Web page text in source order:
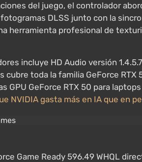
del juego, el controlador
DLSS junto con la
herramienta profesional de
incluye HD Audio versión
toda la familia GeForce RTX
GPU GeForce RTX 50 para
NVIDIA gasta más en IA que en
Game Ready 596.49 WHQL